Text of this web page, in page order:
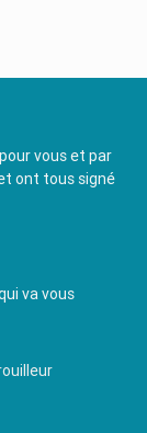
vous et par
ont tous signé
va vous